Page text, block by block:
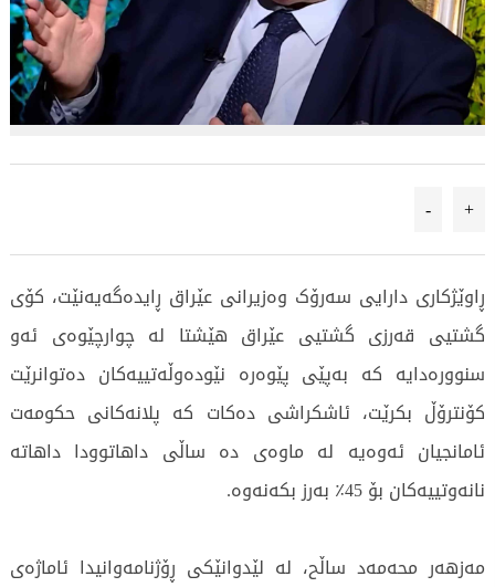
+
-
ڕاوێژکاری دارایی سەرۆک وەزیرانی عێراق ڕایدەگەیەنێت، کۆی
گشتیی قەرزی گشتیی عێراق هێشتا لە چوارچێوەی ئەو
سنوورەدایە کە بەپێی پێوەرە نێودەوڵەتییەکان دەتوانرێت
کۆنترۆڵ بکرێت، ئاشکراشی دەکات کە پلانەکانی حکومەت
ئامانجیان ئەوەیە لە ماوەی دە ساڵی داهاتوودا داهاتە
نانەوتییەکان بۆ 45٪ بەرز بکەنەوە.
مەزهەر محەمەد ساڵح، لە لێدوانێکی ڕۆژنامەوانیدا ئاماژەی